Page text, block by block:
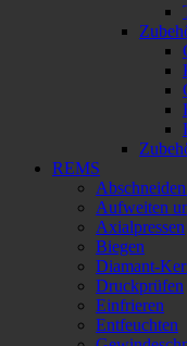
REMS
Aufweiten
Axialpressen
Biegen
Diamant-
Druckprüfen
Einfrieren
Entfeuchten